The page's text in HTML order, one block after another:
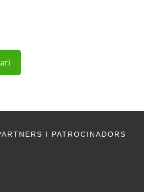
I PATROCINADORS